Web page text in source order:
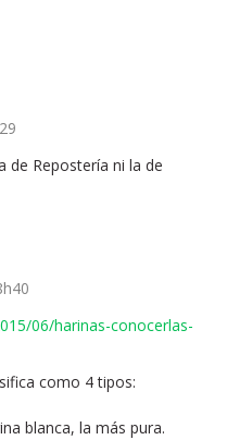
de Repostería ni la de
06/harinas-conocerlas-
como 4 tipos:
blanca, la más pura.